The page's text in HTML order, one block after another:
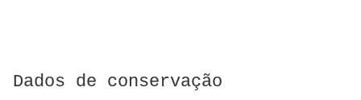
Dados de conservação